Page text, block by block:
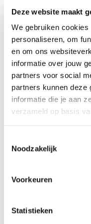
Deze website maakt
We gebruiken
personaliseren, om
en om ons
informatie over jouw
partners voor social
partners kunnen deze
informatie die je aan
verzameld op basis
Noodzakelijk
Voorkeuren
Statistieken
plaatjes. Een
kiezen. Hij weet
inmiddels een
kijken blijft nog
onderdeel uit van
teksten met rijm
Ze scheppen een
te voorspellen wat
gestimuleerd om
Kinderen vinden
voorgelezen wordt.
uitspraak die na
krijgen kinderen